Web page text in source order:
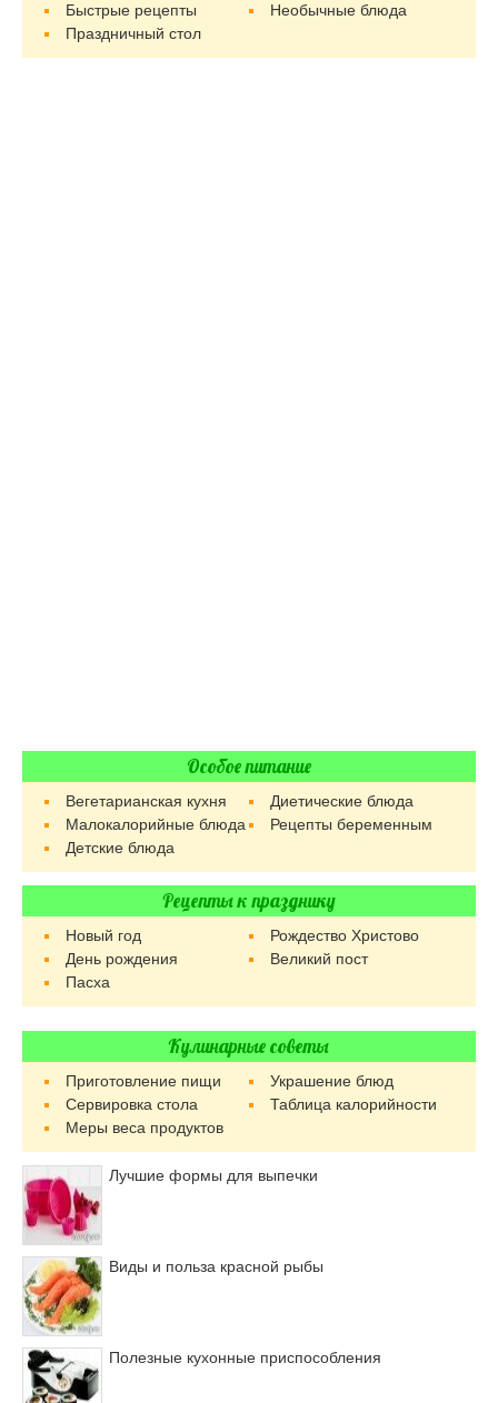
Быстрые рецепты
Необычные блюда
Праздничный стол
Особое питание
Вегетарианская кухня
Диетические блюда
Малокалорийные блюда
Рецепты беременным
Детские блюда
Рецепты к празднику
Новый год
Рождество Христово
День рождения
Великий пост
Пасха
Кулинарные советы
Приготовление пищи
Украшение блюд
Сервировка стола
Таблица калорийности
Меры веса продуктов
Лучшие формы для выпечки
Виды и польза красной рыбы
Полезные кухонные приспособления